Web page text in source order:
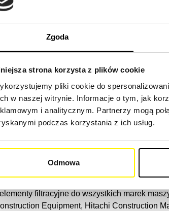
Zgoda
strona korzysta z plików cookie
pliki cookie do
w naszej witrynie. Informacje o tym, jak
i analitycznym. Partnerzy mogą
podczas korzystania z ich usług.
Odmowa
maszynę
znajdziesz oryginalne i uniwersalne filtry
ładowarek teleskopowych, równiarek,
mobilnych, maszyn asfaltowych, wozów
typ maszyny budowlanej w naszej
markę maszyny
budowlaną skutecznie – dzięki
filtracyjne do wszystkich marek
Equipment, Hitachi Construction